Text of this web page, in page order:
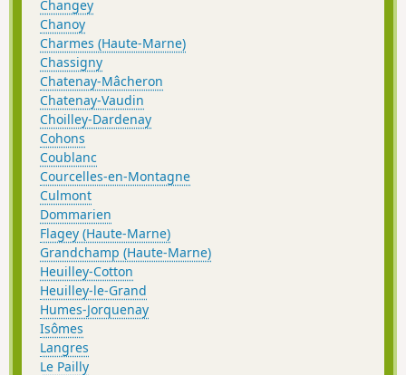
Changey
Chanoy
Charmes (Haute-Marne)
Chassigny
Chatenay-Mâcheron
Chatenay-Vaudin
Choilley-Dardenay
Cohons
Coublanc
Courcelles-en-Montagne
Culmont
Dommarien
Flagey (Haute-Marne)
Grandchamp (Haute-Marne)
Heuilley-Cotton
Heuilley-le-Grand
Humes-Jorquenay
Isômes
Langres
Le Pailly